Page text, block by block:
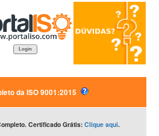
Login
da ISO 9001:2015
Certificado Grátis: Clique aqui.